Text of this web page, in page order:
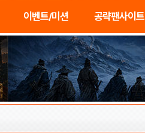
이벤트/미션 공략팬사이트